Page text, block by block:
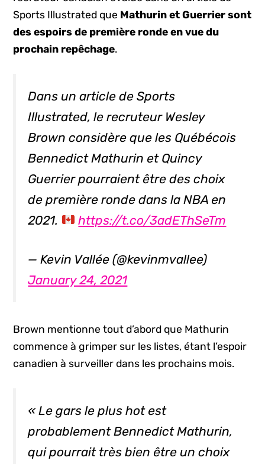
Sports Illustrated que Mathurin et Guerrier sont
des espoirs de première ronde en vue du
prochain repêchage.
Dans un article de Sports
Illustrated, le recruteur Wesley
Brown considère que les Québécois
Bennedict Mathurin et Quincy
Guerrier pourraient être des choix
de première ronde dans la NBA en
2021.
https://t.co/3adEThSeTm
— Kevin Vallée (@kevinmvallee)
January 24, 2021
Brown mentionne tout d’abord que Mathurin
commence à grimper sur les listes, étant l’espoir
canadien à surveiller dans les prochains mois.
« Le gars le plushot est
probablement Bennedict Mathurin,
qui pourrait très bien être un choix